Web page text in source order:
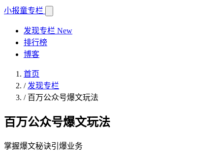
小报童专栏
发现专栏 New
排行榜
博客
首页
/ 发现专栏
/ 百万公众号爆文玩法
百万公众号爆文玩法
掌握爆文秘诀引爆业务